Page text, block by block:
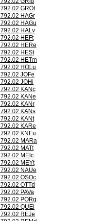
792.02 GROt
792.02 HAGr
792.02 HAGu
792.02 HALv
792.02 HEFt
792.02 HERe
792.02 HESt
792.02 HETm
792.02 HOLu
792.02 JOFe
792.02 JOHi
792.02 KANc
792.02 KANe
792.02 KANr
792.02 KANs
792.02 KANt
792.02 KARe
792.02 KNEu
792.02 MARa
792.02 MATt
792.02 MEIc
792.02 MEYt
792.02 NAUe
792.02 OSOc
792.02 OTTd
792.02 PAVa
792.02 PORg
792.02 QUEi
792.02 REJe